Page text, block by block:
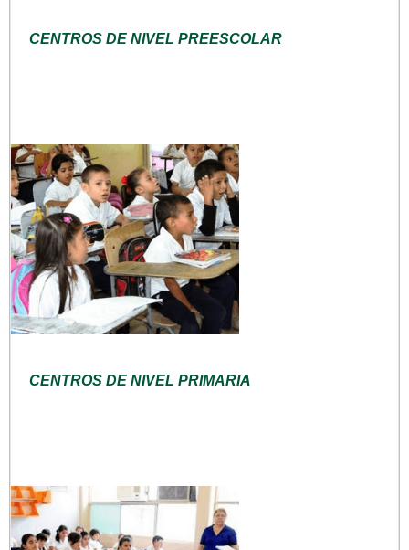
CENTROS DE NIVEL PREESCOLAR
CENTROS DE NIVEL PRIMARIA